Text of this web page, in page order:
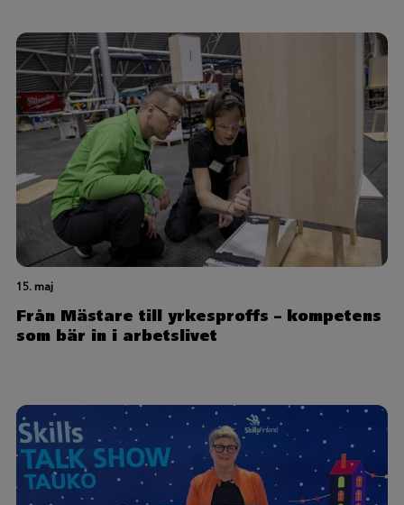
15. maj
Från Mästare till yrkesproffs – kompetens
som bär in i arbetslivet